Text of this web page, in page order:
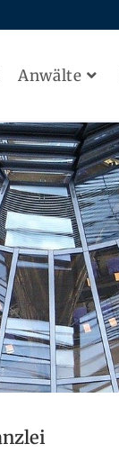
Anwälte